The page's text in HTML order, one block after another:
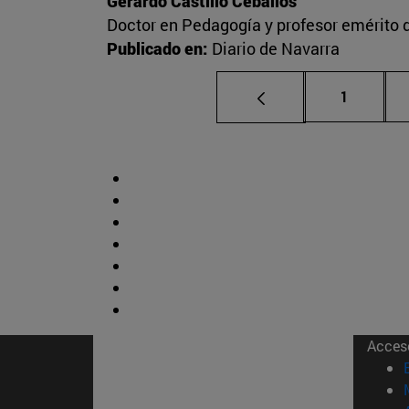
Doctor en Pedagogía y profesor emérito
Publicado en: Diario de Navarra
Página
1